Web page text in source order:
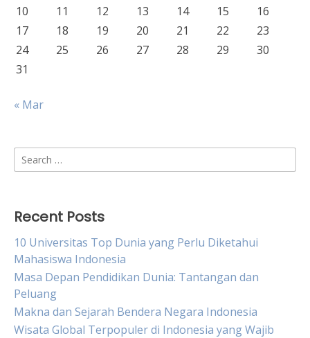
10
11 12 13 14 15
16
17
18 19 20 21 22
23
24
25 26 27 28 29
30
31
« Mar
Search
for:
Recent Posts
10 Universitas Top Dunia yang Perlu Diketahui
Mahasiswa Indonesia
Masa Depan Pendidikan Dunia: Tantangan dan
Peluang
Makna dan Sejarah Bendera Negara Indonesia
Wisata Global Terpopuler di Indonesia yang Wajib